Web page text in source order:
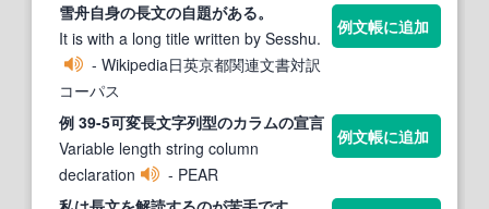
雪舟自身の長文の自題がある。
It is with a long title written by Sesshu.
- Wikipedia日英京都関連文書対訳
コーパス
例文帳に追加
例 39-5可変長文字列型のカラムの宣言
Variable length string column
declaration
- PEAR
例文帳に追加